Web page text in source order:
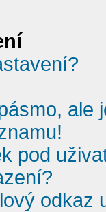
ale
pod
odkaz